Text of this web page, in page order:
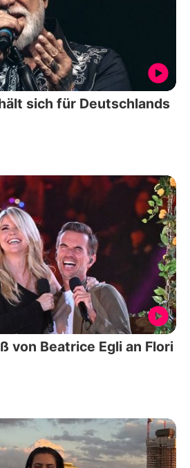
sich für Deutschlands
von Beatrice Egli an Flori